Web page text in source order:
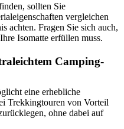
sollten Sie
vergleichen
achten. Fragen Sie sich auch,
Isomatte erfüllen muss.
Camping-
eine erhebliche
Trekkingtouren von Vorteil
ohne dabei auf